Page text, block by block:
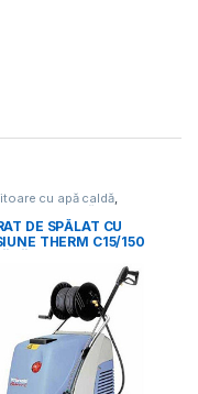
cu apă caldă,
de curățat
DE SPĂLAT CU
THERM C15/150